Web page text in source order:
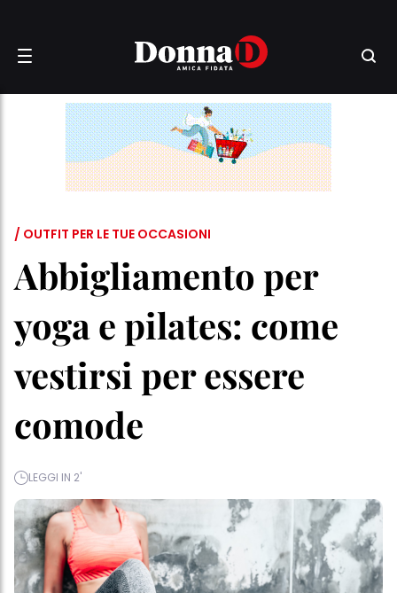
/ OUTFIT PER LE TUE OCCASIONI
Abbigliamento per
yoga e pilates: come
vestirsi per essere
comode
LEGGI IN 2'